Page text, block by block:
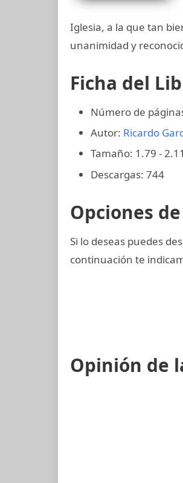
Iglesia, a la que tan
unanimidad y
Ficha del
Número de
Autor: Ricardo
Tamaño: 1.79 -
Descargas: 744
Opciones
Si lo deseas puedes
continuación te
Opinión de